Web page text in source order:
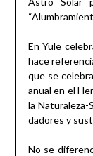
En Yule
hace
que se
anual en el
la Naturaleza-
dadores y
No se